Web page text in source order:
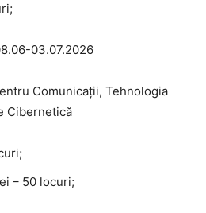
03.07.2026
Comunicații, Tehnologia
Cibernetică
– 50 locuri;